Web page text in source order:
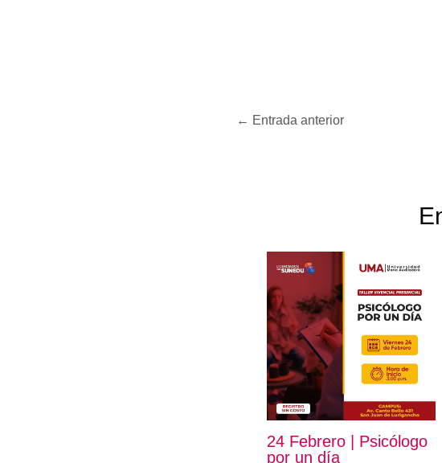
← Entrada anterior
24 Febrero | Psicólogo
por un día